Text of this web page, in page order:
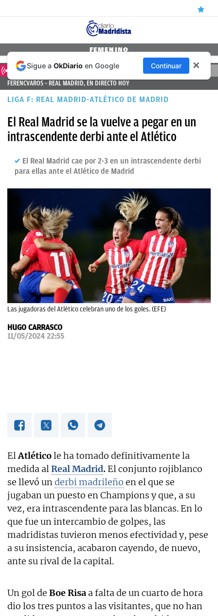
NOTICIAS
REAL
MADRID
BALONCESTO
CANTERA
FICHAJES
PAPARAZZI
OKDIARIO
FEMENINO
DIRECTO
FERENCVAROS – REAL MADRID, EN DIRECTO HOY
LIGA F: REAL MADRID-ATLÉTICO DE MADRID
El Real Madrid se la vuelve a pegar en un
intrascendente derbi ante el Atlético
El Real Madrid cae por 2-3 en un intrascendente derbi
para ellas ante el Atlético de Madrid
Las jugadoras del Atlético celebran uno de los goles. (EFE)
HUGO CARRASCO
11/05/2024 22:55
ElAtléticole ha tomado definitivamente la
medida alReal Madrid. El conjunto rojiblanco
se llevó underbi madrileño en el que se
jugaban un puesto en Champions y que, a su
vez, era intrascendente para las blancas. En lo
que fue un intercambio de golpes, las
madridistas tuvieron menos efectividad y, pese
a su insistencia, acabaron cayendo, de nuevo,
ante su rival de la capital.
Un gol de Boe Risa a falta de un cuarto de hora
dio los tres puntos a las visitantes, que no han
Sigue a OkDiario en Google Continuar ✕